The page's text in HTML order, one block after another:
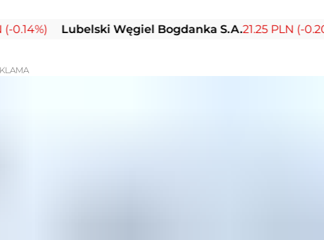
Lubelski Węgiel Bogdanka S.A.21.25 PLN (-0.20%)